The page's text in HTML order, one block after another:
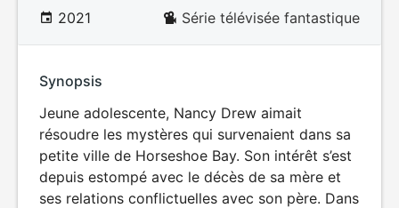
2021 Série télévisée fantastique
Synopsis
Jeune adolescente, Nancy Drew aimait
résoudre les mystères qui survenaient dans sa
petite ville de Horseshoe Bay. Son intérêt s’est
depuis estompé avec le décès de sa mère et
ses relations conflictuelles avec son père. Dans